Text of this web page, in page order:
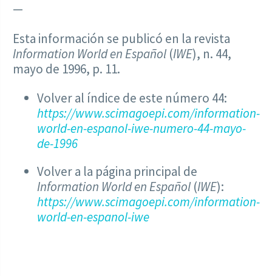
—
Esta información se publicó en la revista
Information World en Español (IWE), n. 44,
mayo de 1996, p. 11.
Volver al índice de este número 44:
https://www.scimagoepi.com/information-
world-en-espanol-iwe-numero-44-mayo-
de-1996
Volver a la página principal de
Information World en Español (IWE):
https://www.scimagoepi.com/information-
world-en-espanol-iwe